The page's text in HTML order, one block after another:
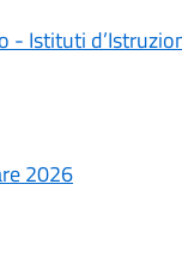
Istituti
2026